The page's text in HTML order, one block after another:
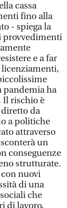
cassa
fino alla
- spiega la
provvedimenti
e a far
licenziamenti,
pandemia ha
Il rischio è
da
a politiche
attraverso
un
conseguenze
strutturate.
nuovi
di una
che
di lavoro,